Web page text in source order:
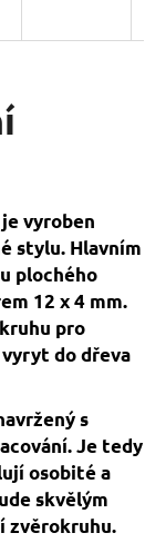
vyroben
stylu. Hlavním
plochého
12 x 4 mm.
pro
do dřeva
s
Je tedy
osobité a
skvělým
zvěrokruhu.